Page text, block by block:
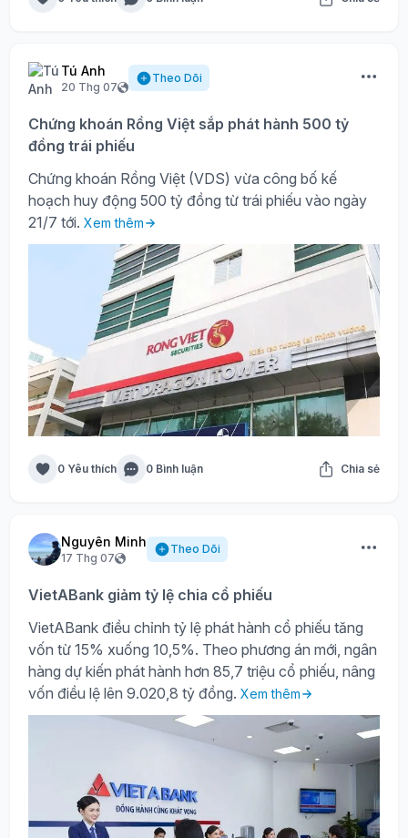
Tú Anh
20 Thg 07
Theo Dõi
Chứng khoán Rồng Việt sắp phát hành 500 tỷ
đồng trái phiếu
Chứng khoán Rồng Việt (VDS) vừa công bố kế
hoạch huy động 500 tỷ đồng từ trái phiếu vào ngày
21/7 tới. Xem thêm
0 Yêu thích 0 Bình luận Chia sẻ
Nguyên Minh
17 Thg 07
Theo Dõi
VietABank giảm tỷ lệ chia cổ phiếu
VietABank điều chỉnh tỷ lệ phát hành cổ phiếu tăng
vốn từ 15% xuống 10,5%. Theo phương án mới, ngân
hàng dự kiến phát hành hơn 85,7 triệu cổ phiếu, nâng
vốn điều lệ lên 9.020,8 tỷ đồng. Xem thêm